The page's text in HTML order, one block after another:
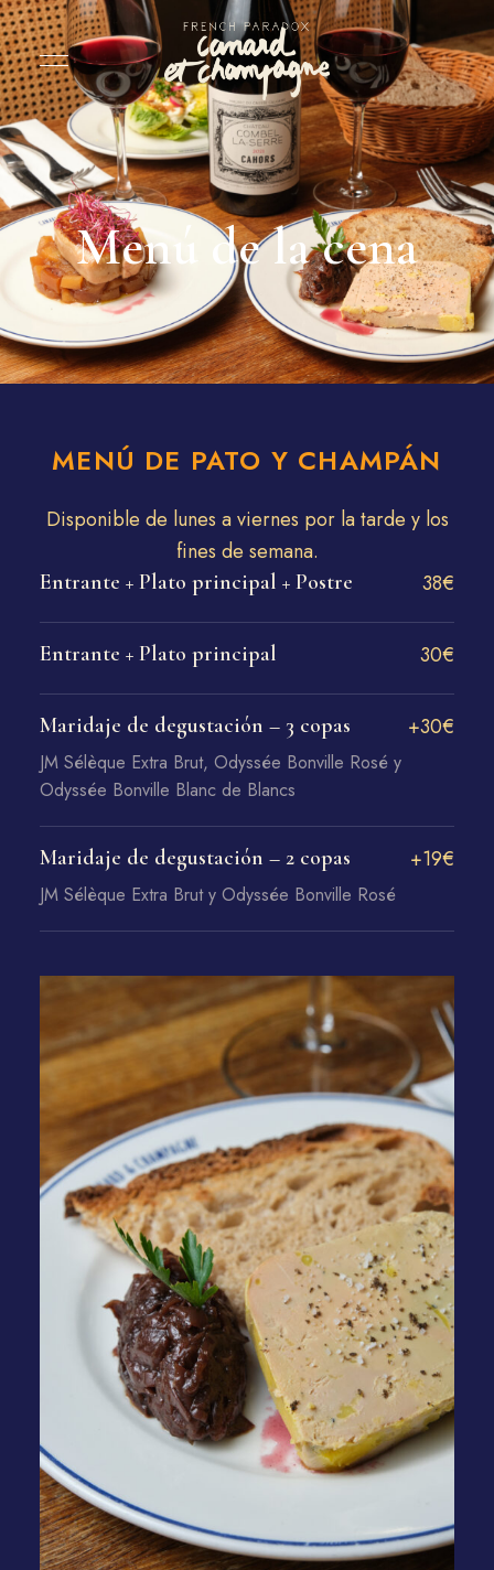
Menú de la cena
MENÚ DE PATO Y CHAMPÁN
Disponible de lunes a viernes por la tarde y los
fines de semana.
Entrante + Plato principal + Postre 38€
Entrante + Plato principal 30€
Maridaje de degustación – 3 copas +30€
JM Sélèque Extra Brut, Odyssée Bonville Rosé y
Odyssée Bonville Blanc de Blancs
Maridaje de degustación – 2 copas +19€
JM Sélèque Extra Brut y Odyssée Bonville Rosé